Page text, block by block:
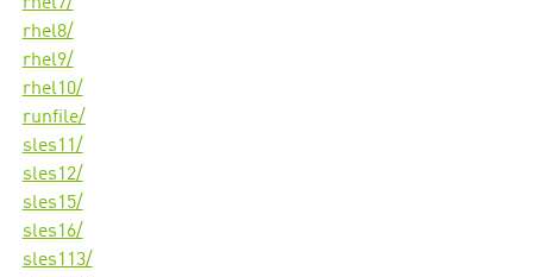
rhel8/
rhel9/
rhel10/
runfile/
sles11/
sles12/
sles15/
sles16/
sles113/